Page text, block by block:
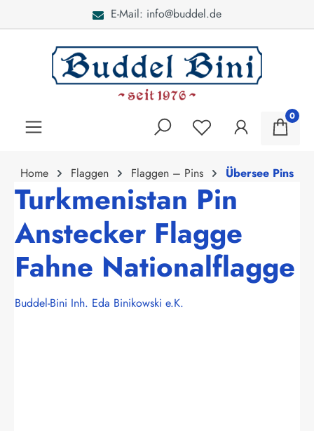
E-Mail: info@buddel.de
0
Home Flaggen Flaggen – Pins Übersee Pins
Turkmenistan Pin
Anstecker Flagge
Fahne Nationalflagge
Buddel-Bini Inh. Eda Binikowski e.K.